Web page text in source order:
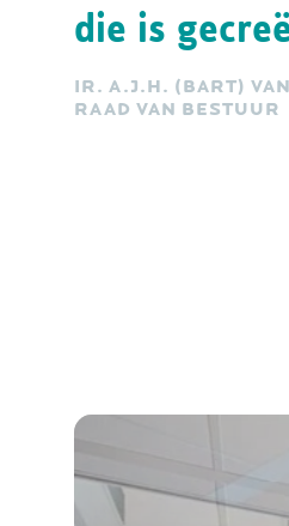
die is
IR. A.J.H. (BART)
RAAD VAN BESTUUR